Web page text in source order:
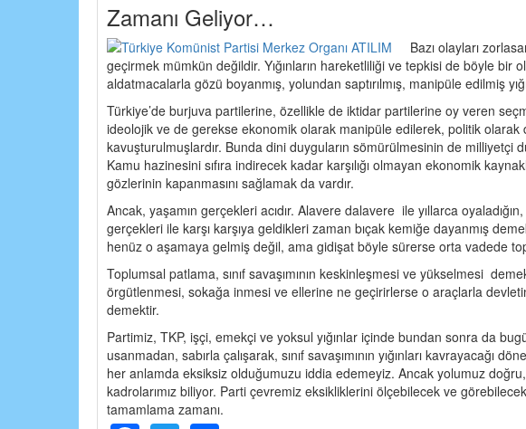
Zamanı Geliyor…
Bazı olayları
geçirmek mümkün değildir. Yığınların hareketliliği ve tepkisi de böyle bir
aldatmacalarla gözü boyanmış, yolundan saptırılmış, manipüle edilmiş
Türkiye’de burjuva partilerine, özellikle de iktidar partilerine oy veren
ideolojik ve de gerekse ekonomik olarak manipüle edilerek, politik olarak
kavuşturulmuşlardır. Bunda dini duyguların sömürülmesinin de milliyetçi
Kamu hazinesini sıfıra indirecek kadar karşılığı olmayan ekonomik
gözlerinin kapanmasını sağlamak da vardır.
Ancak, yaşamın gerçekleri acıdır. Alavere dalavere ile yıllarca oyaladığın,
gerçekleri ile karşı karşıya geldikleri zaman bıçak kemiğe dayanmış
henüz o aşamaya gelmiş değil, ama gidişat böyle sürerse orta vadede
Toplumsal patlama, sınıf savaşımının keskinleşmesi ve yükselmesi
örgütlenmesi, sokağa inmesi ve ellerine ne geçirirlerse o araçlarla
demektir.
Partimiz, TKP, işçi, emekçi ve yoksul yığınlar içinde bundan sonra da
usanmadan, sabırla çalışarak, sınıf savaşımının yığınları kavrayacağı
her anlamda eksiksiz olduğumuzu iddia edemeyiz. Ancak yolumuz
kadrolarımız biliyor. Parti çevremiz eksikliklerini ölçebilecek ve
tamamlama zamanı.